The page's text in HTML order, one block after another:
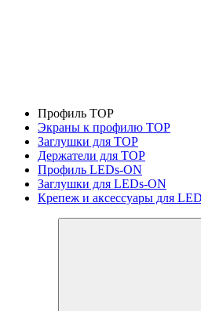
Профиль TOP
Экраны к профилю TOP
Заглушки для TOP
Держатели для TOP
Профиль LEDs-ON
Заглушки для LEDs-ON
Крепеж и аксессуары для